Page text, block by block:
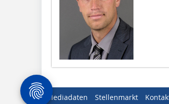
Mediadaten Stellenmarkt